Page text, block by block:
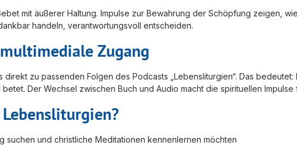
mit äußerer Haltung. Impulse zur Bewahrung der Schöpfung zeigen,
handeln, verantwortungsvoll entscheiden.
Zugang
direkt zu passenden Folgen des Podcasts „Lebensliturgien“. Das
Der Wechsel zwischen Buch und Audio macht die spirituellen
suchen und christliche Meditationen kennenlernen möchten